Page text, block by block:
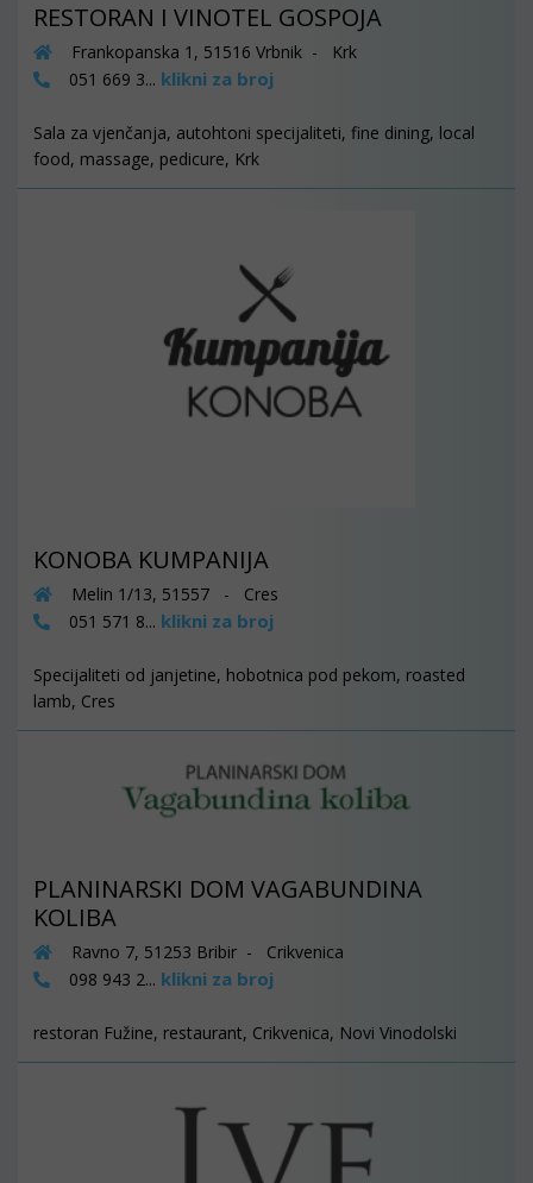
RESTORAN I VINOTEL GOSPOJA
Frankopanska 1, 51516 Vrbnik - Krk
051 669 3... klikni za broj
Sala za vjenčanja, autohtoni specijaliteti, fine dining, local
food, massage, pedicure, Krk
KONOBA KUMPANIJA
Melin 1/13, 51557 - Cres
051 571 8... klikni za broj
Specijaliteti od janjetine, hobotnica pod pekom, roasted
lamb, Cres
PLANINARSKI DOM VAGABUNDINA
KOLIBA
Ravno 7, 51253 Bribir - Crikvenica
098 943 2... klikni za broj
restoran Fužine, restaurant, Crikvenica, Novi Vinodolski